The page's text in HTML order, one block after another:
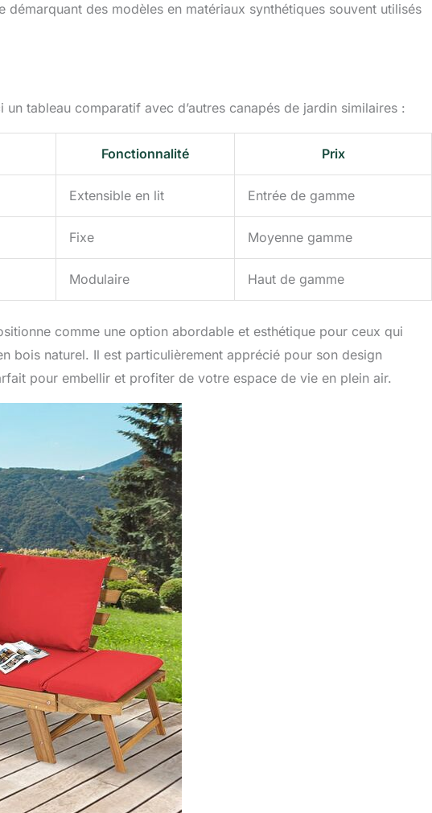
démarquant des modèles en matériaux synthétiques souvent utilisés
tableau comparatif avec d’autres canapés de jardin similaires :
Fonctionnalité Prix
Extensible en lit Entrée de gamme
Fixe Moyenne gamme
Modulaire Haut de gamme
comme une option abordable et esthétique pour ceux qui
bois naturel. Il est particulièrement apprécié pour son design
pour embellir et profiter de votre espace de vie en plein air.